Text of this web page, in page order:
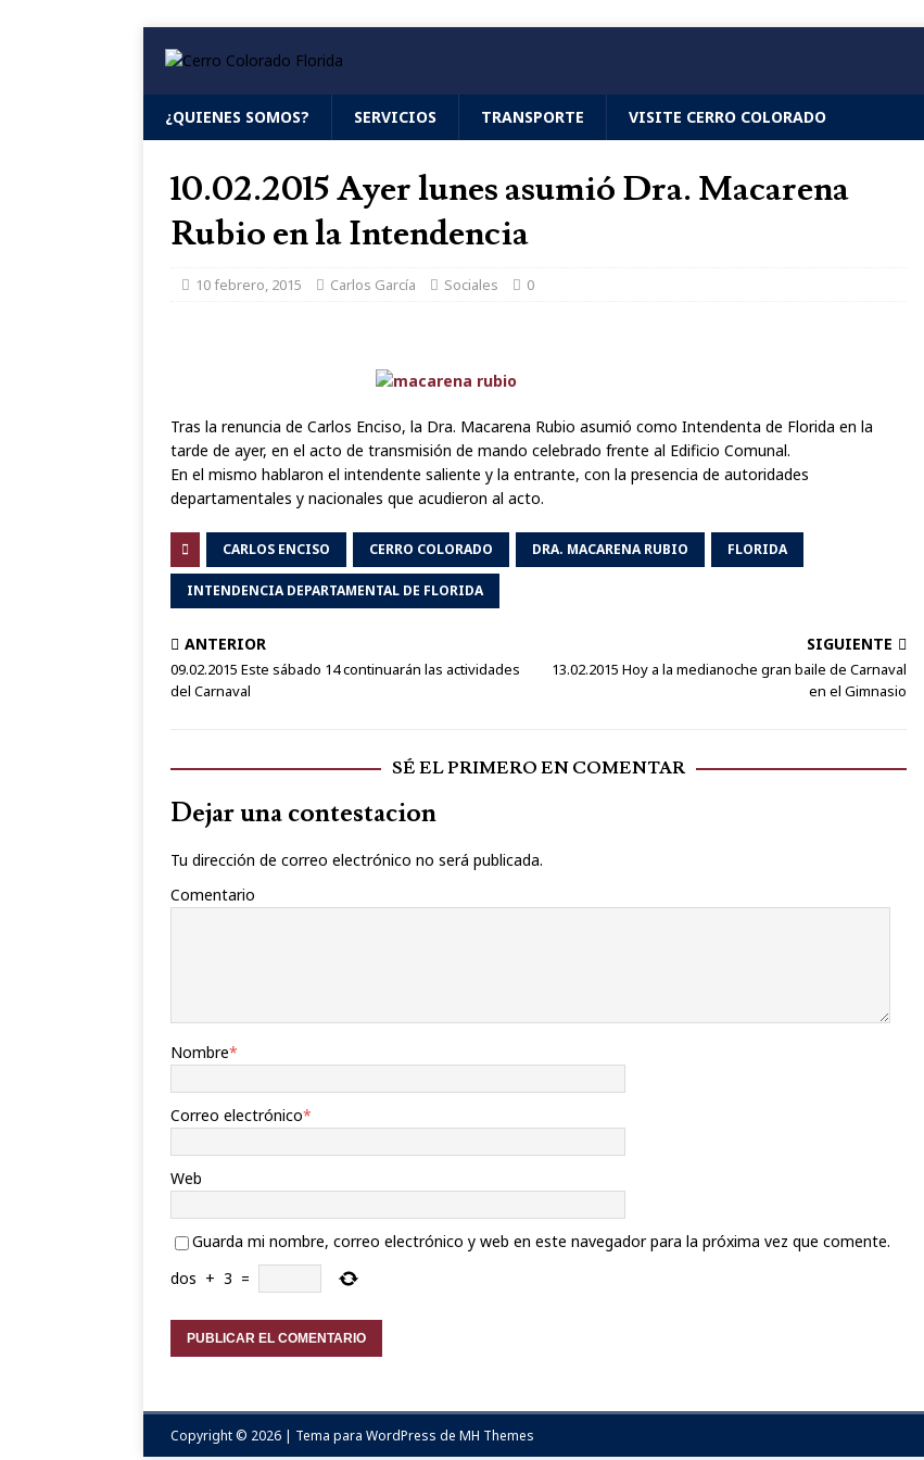
¿QUIENES SOMOS? SERVICIOS TRANSPORTE VISITE CERRO COLORADO
10.02.2015 Ayer lunes asumió Dra. Macarena
Rubio en la Intendencia
10 febrero, 2015 Carlos García Sociales 0
Tras la renuncia de Carlos Enciso, la Dra. Macarena Rubio asumió como Intendenta de Florida en la
tarde de ayer, en el acto de transmisión de mando celebrado frente al Edificio Comunal.
En el mismo hablaron el intendente saliente y la entrante, con la presencia de autoridades
departamentales y nacionales que acudieron al acto.
CARLOS ENCISO CERRO COLORADO DRA. MACARENA RUBIO FLORIDA
INTENDENCIA DEPARTAMENTAL DE FLORIDA
ANTERIOR
09.02.2015 Este sábado 14 continuarán las actividades
del Carnaval
SIGUIENTE
13.02.2015 Hoy a la medianoche gran baile de Carnaval
en el Gimnasio
SÉ EL PRIMERO EN COMENTAR
Dejar una contestacion
Tu dirección de correo electrónico no será publicada.
Comentario
Nombre*
Correo electrónico*
Web
Guarda mi nombre, correo electrónico y web en este navegador para la próxima vez que comente.
dos + 3 =
Copyright © 2026 | Tema para WordPress de MH Themes